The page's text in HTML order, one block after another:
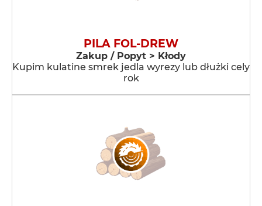
PILA FOL-DREW
Zakup / Popyt > Kłody
Kupim kulatine smrek jedla wyrezy lub dłużki cely
rok